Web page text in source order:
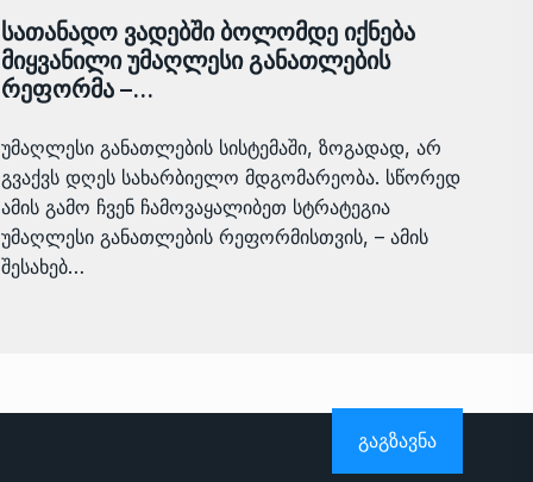
სათანადო ვადებში ბოლომდე იქნება
მიყვანილი უმაღლესი განათლების
რეფორმა –…
უმაღლესი განათლების სისტემაში, ზოგადად, არ
გვაქვს დღეს სახარბიელო მდგომარეობა. სწორედ
ამის გამო ჩვენ ჩამოვაყალიბეთ სტრატეგია
უმაღლესი განათლების რეფორმისთვის, – ამის
შესახებ…
ᲒᲐᲒᲖᲐᲕᲜᲐ